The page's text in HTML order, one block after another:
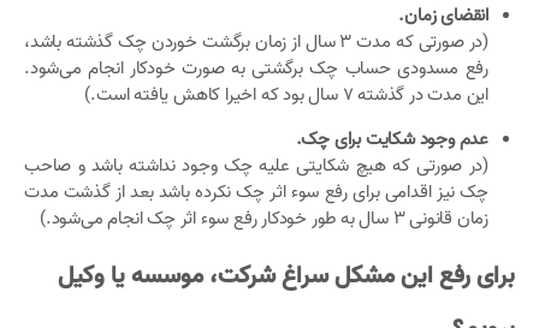
انقضای زمان.
(در صورتی که مدت ۳ سال از زمان برگشت خوردن چک گذشته باشد،
رفع مسدودی حساب چک برگشتی به صورت خودکار انجام می‌شود.
این مدت در گذشته ۷ سال بود که اخیرا کاهش یافته است.)
عدم وجود شکایت برای چک.
(در صورتی که هیچ شکایتی علیه چک وجود نداشته باشد و صاحب
چک نیز اقدامی برای رفع سوء اثر چک نکرده باشد بعد از گذشت مدت
زمان قانونی ۳ سال به طور خودکار رفع سوء اثر چک انجام می‌شود.)
برای رفع این مشکل سراغ شرکت، موسسه یا وکیل